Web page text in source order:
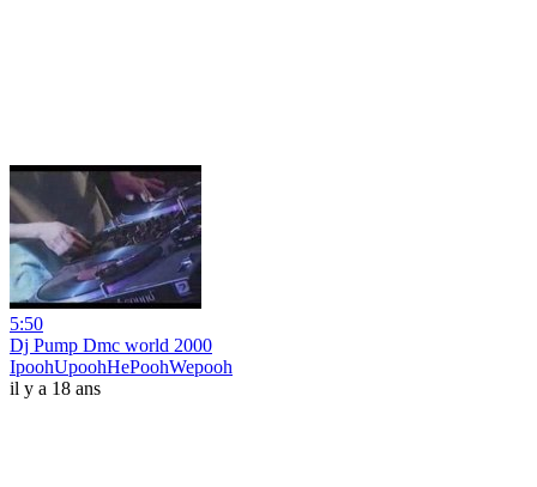
5:50
Dj Pump Dmc world 2000
IpoohUpoohHePoohWepooh
il y a 18 ans